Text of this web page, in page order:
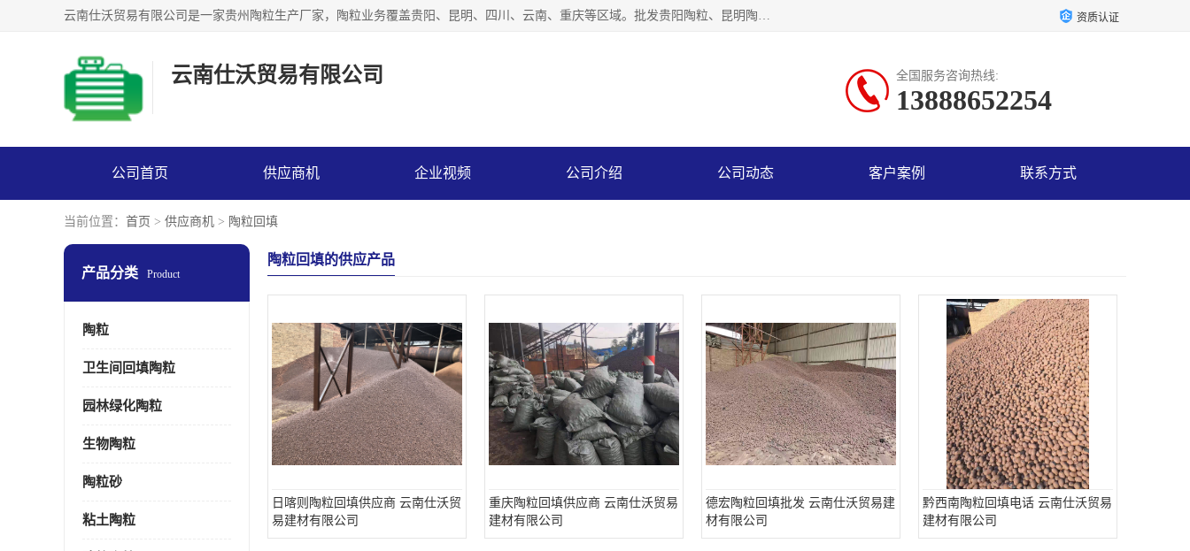
云南仕沃贸易有限公司是一家贵州陶粒生产厂家，陶粒业务覆盖贵阳、昆明、四川、云南、重庆等区域。批发贵阳陶粒、昆明陶粒、四川陶粒、云南陶粒、重庆陶粒，服务热线：*。仕沃贸易建材致力于建筑产业化、绿色建筑体系、产品和系统应用解决方案的企业。研发生产、销售和推广绿色建筑体系、建筑产业化体系的各种环保建筑产品。 资质认证
云南仕沃贸易有限公司 全国服务咨询热线:
13888652254
公司首页 供应商机 企业视频 公司介绍 公司动态 客户案例 联系方式
当前位置： 首页 > 供应商机 > 陶粒回填
产品分类 Product
陶粒
卫生间回填陶粒
园林绿化陶粒
生物陶粒
陶粒砂
粘土陶粒
陶粒回填的供应产品
日喀则陶粒回填供应商 云南仕沃贸
易建材有限公司
重庆陶粒回填供应商 云南仕沃贸易
建材有限公司
德宏陶粒回填批发 云南仕沃贸易建
材有限公司
黔西南陶粒回填电话 云南仕沃贸易
建材有限公司